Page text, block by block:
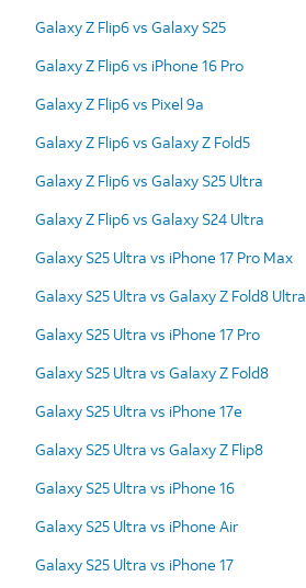
Galaxy Z Flip6 vs Galaxy S25
Galaxy Z Flip6 vs iPhone 16 Pro
Galaxy Z Flip6 vs Pixel 9a
Galaxy Z Flip6 vs Galaxy Z Fold5
Galaxy Z Flip6 vs Galaxy S25 Ultra
Galaxy Z Flip6 vs Galaxy S24 Ultra
Galaxy S25 Ultra vs iPhone 17 Pro Max
Galaxy S25 Ultra vs Galaxy Z Fold8 Ultra
Galaxy S25 Ultra vs iPhone 17 Pro
Galaxy S25 Ultra vs Galaxy Z Fold8
Galaxy S25 Ultra vs iPhone 17e
Galaxy S25 Ultra vs Galaxy Z Flip8
Galaxy S25 Ultra vs iPhone 16
Galaxy S25 Ultra vs iPhone Air
Galaxy S25 Ultra vs iPhone 17